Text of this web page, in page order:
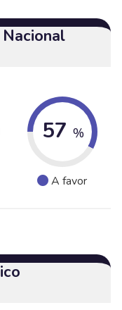
57 %
A favor